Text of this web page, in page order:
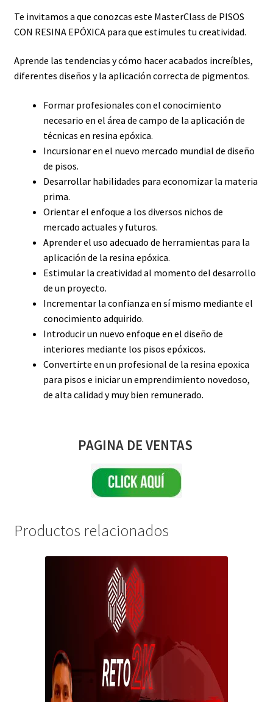
Te invitamos a que conozcas este MasterClass de PISOS
CON RESINA EPÓXICA para que estimules tu creatividad.
Aprende las tendencias y cómo hacer acabados increíbles,
diferentes diseños y la aplicación correcta de pigmentos.
Formar profesionales con el conocimiento
necesario en el área de campo de la aplicación de
técnicas en resina epóxica.
Incursionar en el nuevo mercado mundial de diseño
de pisos.
Desarrollar habilidades para economizar la materia
prima.
Orientar el enfoque a los diversos nichos de
mercado actuales y futuros.
Aprender el uso adecuado de herramientas para la
aplicación de la resina epóxica.
Estimular la creatividad al momento del desarrollo
de un proyecto.
Incrementar la confianza en sí mismo mediante el
conocimiento adquirido.
Introducir un nuevo enfoque en el diseño de
interiores mediante los pisos epóxicos.
Convertirte en un profesional de la resina epoxica
para pisos e iniciar un emprendimiento novedoso,
de alta calidad y muy bien remunerado.
PAGINA DE VENTAS
Productos relacionados